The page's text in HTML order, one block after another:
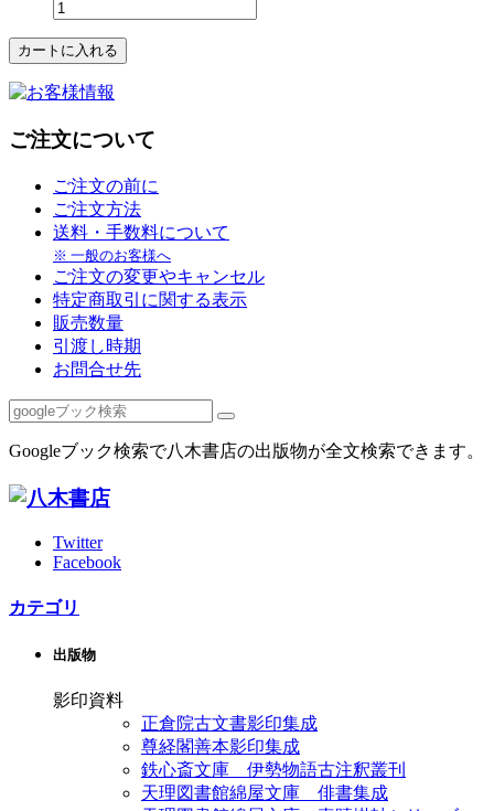
ご注文について
ご注文の前に
ご注文方法
送料・手数料について
※ 一般のお客様へ
ご注文の変更やキャンセル
特定商取引に関する表示
販売数量
引渡し時期
お問合せ先
Googleブック検索で八木書店の出版物が全文検索できます。
Twitter
Facebook
カテゴリ
出版物
影印資料
正倉院古文書影印集成
尊経閣善本影印集成
鉄心斎文庫 伊勢物語古注釈叢刊
天理図書館綿屋文庫 俳書集成